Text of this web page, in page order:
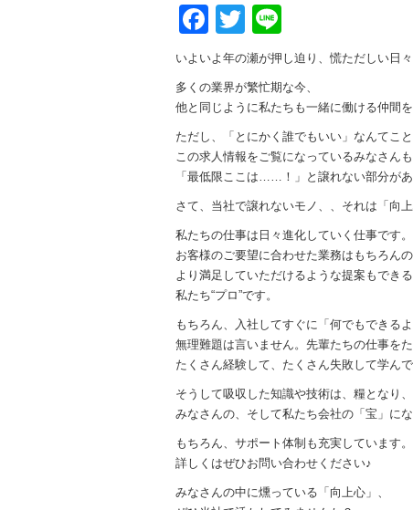
F
a
c
e
b
o
o
k
T
wi
tt
er
n
e
いよいよ年の瀬が押し迫り、慌ただしい日々
多くの業界が繁忙期な今、
他と同じように私たちも一緒に働ける仲間
ただし、「とにかく誰でもいい」なんてこと
この求人情報をご覧になっているみなさんも
「最低限ここは……！」と譲れない部分があ
さて、当社で譲れないモノ、、それは「向上
私たちの仕事は日々進化していく仕事です。
お客様のご要望に合わせた業務はもちろんの
より満足していただけるような提案もでき
私たち“プロ”です。
もちろん、入社してすぐに「何でもできる
無理難題は言いません。先輩たちの仕事をた
たくさん経験して、たくさん失敗して学んで
そうして吸収した知識や技術は、糧となり、
みなさんの、そして私たち会社の「宝」にな
もちろん、サポート体制も充実しています。
詳しくはぜひお問い合わせください♪
みなさんの中に燻っている「向上心」、